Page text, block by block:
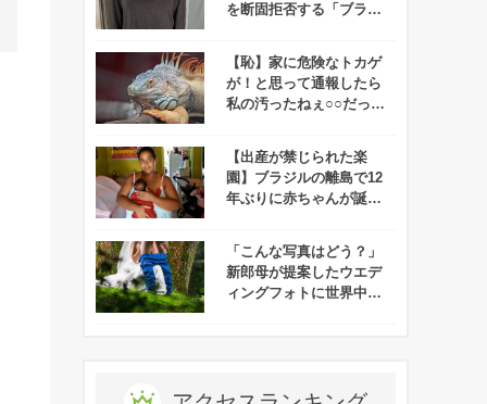
を断固拒否する「ブラコ
【恥】家に危険なトカゲ
が！と思って通報したら
私の汚ったねぇ○○だった
【出産が禁じられた楽
園】ブラジルの離島で12
年ぶりに赤ちゃんが誕生
「こんな写真はどう？」
新郎母が提案したウエデ
ィングフォトに世界中が